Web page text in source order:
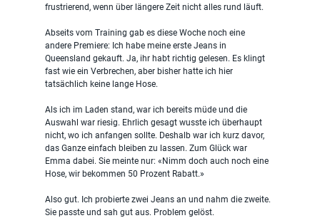
frustrierend, wenn über längere Zeit nicht alles rund läuft.
Abseits vom Training gab es diese Woche noch eine
andere Premiere: Ich habe meine erste Jeans in
Queensland gekauft. Ja, ihr habt richtig gelesen. Es klingt
fast wie ein Verbrechen, aber bisher hatte ich hier
tatsächlich keine lange Hose.
Als ich im Laden stand, war ich bereits müde und die
Auswahl war riesig. Ehrlich gesagt wusste ich überhaupt
nicht, wo ich anfangen sollte. Deshalb war ich kurz davor,
das Ganze einfach bleiben zu lassen. Zum Glück war
Emma dabei. Sie meinte nur: «Nimm doch auch noch eine
Hose, wir bekommen 50 Prozent Rabatt.»
Also gut. Ich probierte zwei Jeans an und nahm die zweite.
Sie passte und sah gut aus. Problem gelöst.